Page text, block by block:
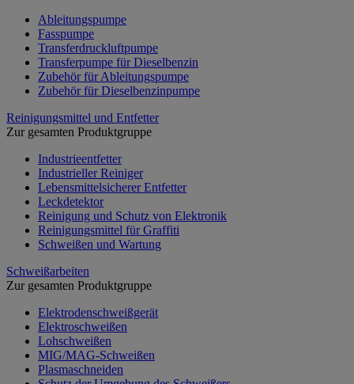
Ableitungspumpe
Fasspumpe
Transferdruckluftpumpe
Transferpumpe für Dieselbenzin
Zubehör für Ableitungspumpe
Zubehör für Dieselbenzinpumpe
Reinigungsmittel und Entfetter
Zur gesamten Produktgruppe
Industrieentfetter
Industrieller Reiniger
Lebensmittelsicherer Entfetter
Leckdetektor
Reinigung und Schutz von Elektronik
Reinigungsmittel für Graffiti
Schweißen und Wartung
Schweißarbeiten
Zur gesamten Produktgruppe
Elektrodenschweißgerät
Elektroschweißen
Lohschweißen
MIG/MAG-Schweißen
Plasmaschneiden